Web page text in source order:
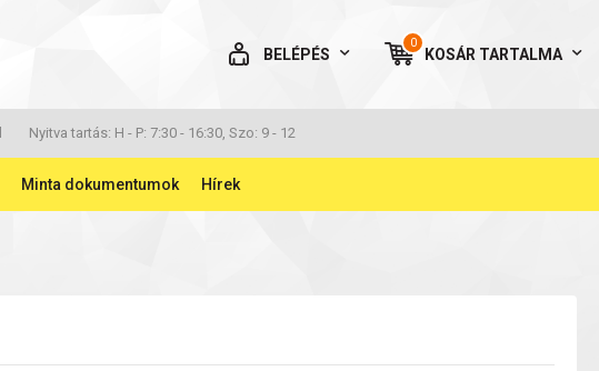
BELÉPÉS
0
KOSÁR TARTALMA
AZ ÖN KOSARA ÜRES
Nyitva tartás: H - P: 7:30 - 16:30, Szo: 9 - 12
Minta dokumentumok Hírek